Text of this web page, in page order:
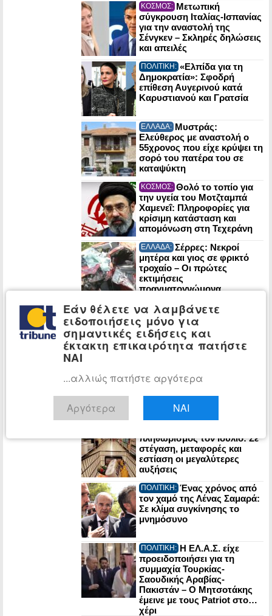
ΚΟΣΜΟΣ: Μετωπική
σύγκρουση Ιταλίας-Ισπανίας
για την αναστολή της
Σένγκεν – Σκληρές δηλώσεις
και απειλές
ΠΟΛΙΤΙΚΗ: «Ελπίδα για τη
Δημοκρατία»: Σφοδρή
επίθεση Αυγερινού κατά
Καρυστιανού και Γρατσία
ΕΛΛΑΔΑ: Μυστράς:
Ελεύθερος με αναστολή ο
55χρονος που είχε κρύψει τη
σορό του πατέρα του σε
καταψύκτη
ΚΟΣΜΟΣ: Θολό το τοπίο για
την υγεία του Μοτζταμπά
Χαμενεΐ: Πληροφορίες για
κρίσιμη κατάσταση και
απομόνωση στη Τεχεράνη
ΕΛΛΑΔΑ: Σέρρες: Νεκροί
μητέρα και γιος σε φρικτό
τροχαίο – Οι πρώτες
εκτιμήσεις
πραγματογνώμονα
ΠΟΛΙΤΙΚΗ: ΠΑΣΟΚ: Έκθεση-
κόλαφος του ΟΟΣΑ διαλύει
το success story της
κυβέρνησης
διακοπές ο Κυριάκος
πληθωρισμός τον Ιούλιο: Σε
στέγαση, μεταφορές και
εστίαση οι μεγαλύτερες
αυξήσεις
ΠΟΛΙΤΙΚΗ: Ένας χρόνος από
τον χαμό της Λένας Σαμαρά:
Σε κλίμα συγκίνησης το
μνημόσυνο
ΠΟΛΙΤΙΚΗ: Η ΕΛ.Α.Σ. είχε
προειδοποιήσει για τη
συμμαχία Τουρκίας-
Σαουδικής Αραβίας-
Πακιστάν – Ο Μητσοτάκης
έμεινε με τους Patriot στο…
χέρι
Εάν θέλετε να λαμβάνετε
ειδοποιήσεις μόνο για
σημαντικές ειδήσεις και
έκτακτη επικαιρότητα πατήστε
ΝΑΙ
...αλλιώς πατήστε αργότερα
Αργότερα ΝΑΙ